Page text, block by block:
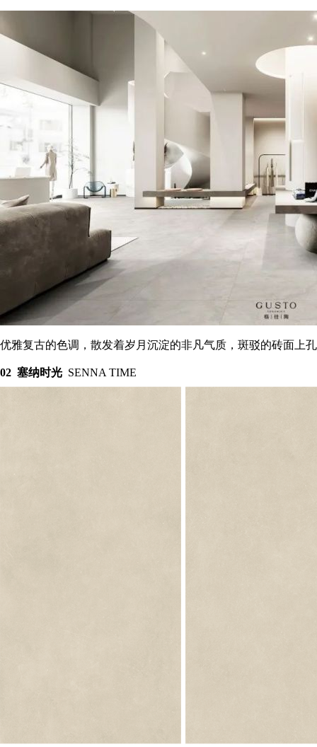
优雅复古的色调，散发着岁月沉淀的非凡气质，斑驳的砖面上
02 塞纳时光 SENNA TIME